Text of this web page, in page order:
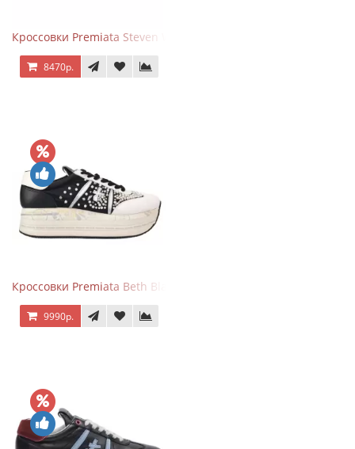
Кроссовки Premiata Steven White Black
8470р.
Кроссовки Premiata Beth Black White
9990р.